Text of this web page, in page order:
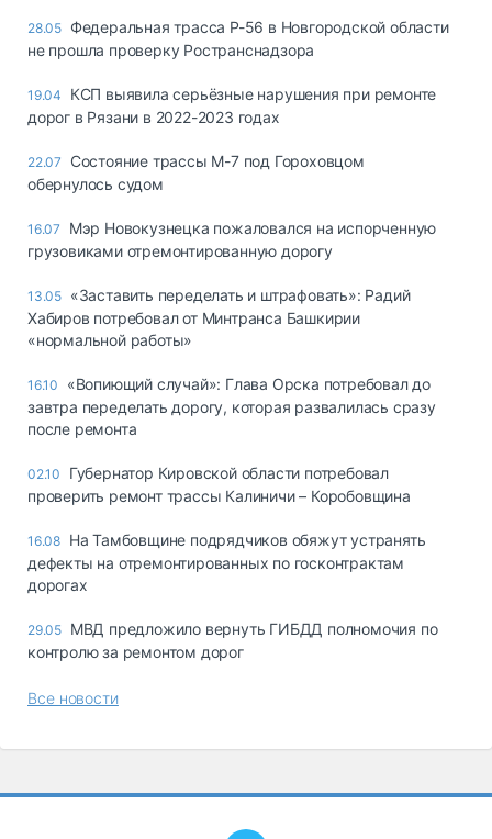
28.05 Федеральная трасса Р-56 в Новгородской области
не прошла проверку Ространснадзора
19.04
КСП выявила серьёзные нарушения при ремонте
дорог в Рязани в 2022-2023 годах
22.07
Состояние трассы М-7 под Гороховцом
обернулось судом
16.07
Мэр Новокузнецка пожаловался на испорченную
грузовиками отремонтированную дорогу
13.05 «Заставить переделать и штрафовать»: Радий
Хабиров потребовал от Минтранса Башкирии
«нормальной работы»
16.10
«Вопиющий случай»: Глава Орска потребовал до
завтра переделать дорогу, которая развалилась сразу
после ремонта
02.10
Губернатор Кировской области потребовал
проверить ремонт трассы Калиничи – Коробовщина
16.08 На Тамбовщине подрядчиков обяжут устранять
дефекты на отремонтированных по госконтрактам
дорогах
29.05 МВД предложило вернуть ГИБДД полномочия по
контролю за ремонтом дорог
Все новости